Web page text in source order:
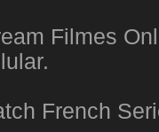
Filmes
French